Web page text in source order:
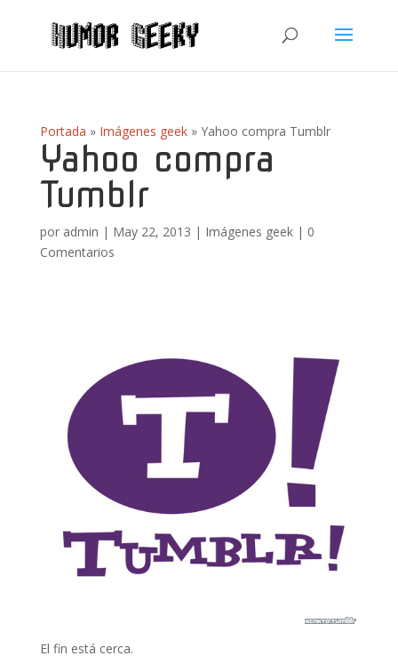
Portada » Imágenes geek» Yahoo compra Tumblr
Yahoo compra
Tumblr
por admin | May 22, 2013 | Imágenes geek| 0
Comentarios
El fin está cerca.